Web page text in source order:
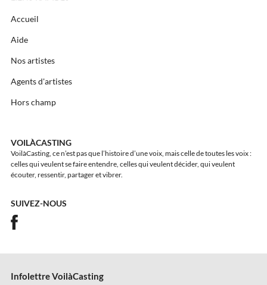
Accueil
Aide
Nos artistes
Agents d'artistes
Hors champ
VOILÀCASTING
VoilàCasting, ce n’est pas que l’histoire d’une voix, mais celle de toutes les voix :
celles qui veulent se faire entendre, celles qui veulent décider, qui veulent
écouter, ressentir, partager et vibrer.
SUIVEZ-NOUS
Infolettre VoilàCasting